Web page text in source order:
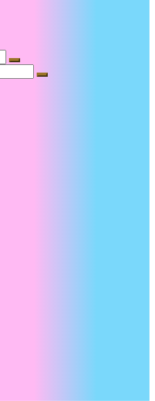
Suche
Suche